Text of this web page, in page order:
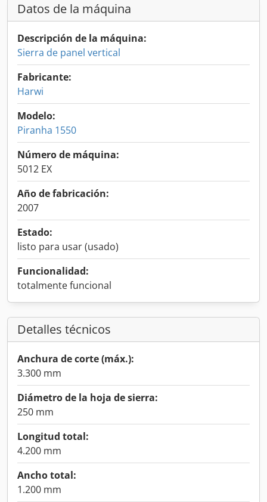
Datos de la máquina
Descripción de la máquina:
Sierra de panel vertical
Fabricante:
Harwi
Modelo:
Piranha 1550
Número de máquina:
5012 EX
Año de fabricación:
2007
Estado:
listo para usar (usado)
Funcionalidad:
totalmente funcional
Detalles técnicos
Anchura de corte (máx.):
3.300 mm
Diámetro de la hoja de sierra:
250 mm
Longitud total:
4.200 mm
Ancho total:
1.200 mm